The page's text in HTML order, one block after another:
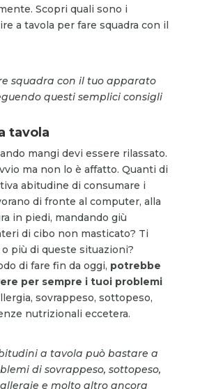
Scopri quali sono i
a tavola per fare squadra con il
squadra con il tuo apparato
questi semplici consigli
tavola
mangi devi essere rilassato.
ma non lo è affatto. Quanti di
abitudine di consumare i
di fronte al computer, alla
in piedi, mandando giù
di cibo non masticato? Ti
più di queste situazioni?
di fare fin da oggi, potrebbe
per sempre i tuoi problemi
sovrappeso, sottopeso,
nutrizionali eccetera.
a tavola può bastare a
di sovrappeso, sottopeso,
e molto altro ancora